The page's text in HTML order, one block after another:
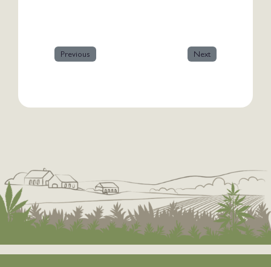
Previous Next